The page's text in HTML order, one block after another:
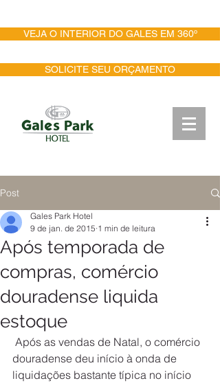
VEJA O INTERIOR DO GALES EM 360º
SOLICITE SEU ORÇAMENTO
Post
Após temporada de
compras, comércio
douradense liquida
estoque
Gales Park Hotel
9 de jan. de 2015 1 min de leitura
douradense deu início à onda de
liquidações bastante típica no início